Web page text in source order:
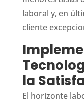
laboral y, en
cliente
la
El horizonte